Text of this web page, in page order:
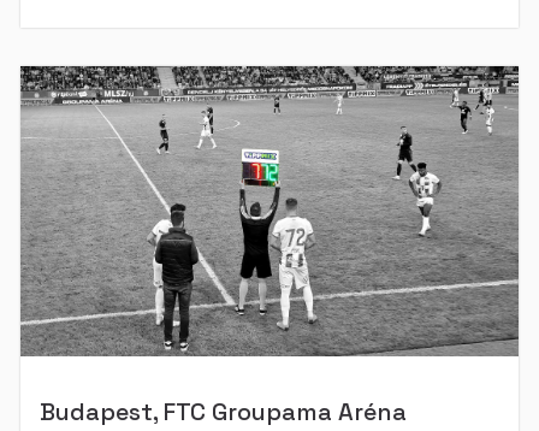
Budapest, FTC Groupama Aréna